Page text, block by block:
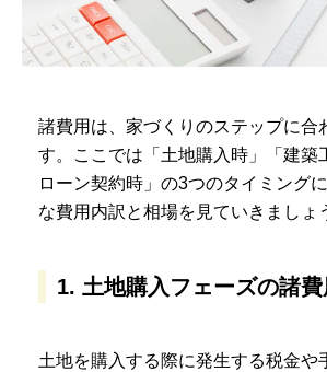
諸費用は、家づくりのステップに合
す。ここでは「土地購入時」「建築
ローン契約時」の3つのタイミング
な費用内訳と相場を見ていきましょ
1. 土地購入フェーズの諸
土地を購入する際に発生する税金や